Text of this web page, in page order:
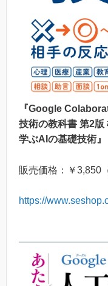
『Google
技術の教科書 第2版
学ぶAIの基礎技術』
販売価格：￥3,850
https://